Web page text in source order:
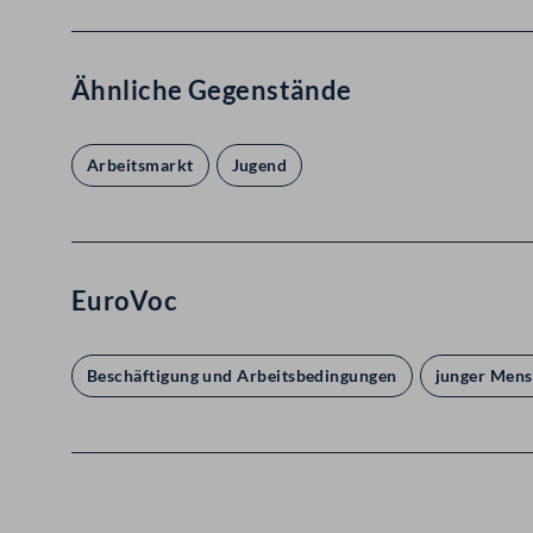
Ähnliche Gegenstände
Arbeitsmarkt Jugend
EuroVoc
Beschäftigung und Arbeitsbedingungen junger